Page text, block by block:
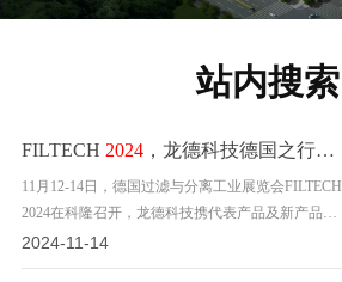
站内搜索
FILTECH 2024，龙德科技德国之行圆满收官
11月12-14日，德国过滤与分离工业展览会FILTECH
2024在科隆召开，龙德科技携代表产品及新产品亮
相本次大会，完成了FILTECH舞台的首秀。
FILTECH是欧洲专业过滤分离展览会，也是全球过
2024-11-14